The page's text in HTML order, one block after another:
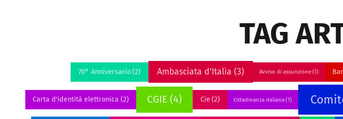
TAG
70° Anniversario (2) Ambasciata d'Italia (3) Avviso di assunzione (1)
Carta d'identitá elettronica (2) CGIE (4) Cie (2) Cittadinanza italiana (1)